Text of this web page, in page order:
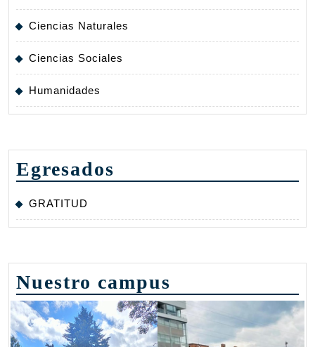
Ciencias Naturales
Ciencias Sociales
Humanidades
Egresados
GRATITUD
Nuestro campus